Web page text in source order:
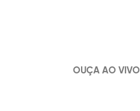
OUÇA AO VIVO